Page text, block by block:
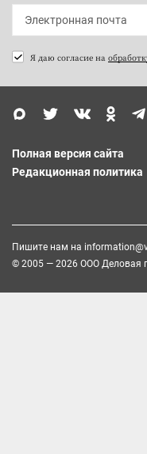
Я даю согласие на
Полная версия сайта
Редакционная политика
Пишите нам на
© 2005 — 2026 ООО Деловая